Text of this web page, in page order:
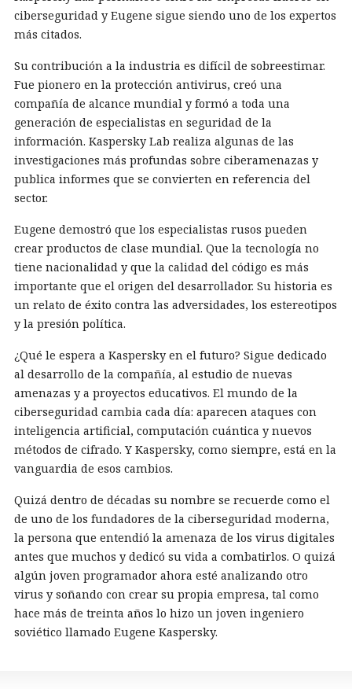
ciberseguridad y Eugene sigue siendo uno de los expertos
más citados.
Su contribución a la industria es difícil de sobreestimar.
Fue pionero en la protección antivirus, creó una
compañía de alcance mundial y formó a toda una
generación de especialistas en seguridad de la
información. Kaspersky Lab realiza algunas de las
investigaciones más profundas sobre ciberamenazas y
publica informes que se convierten en referencia del
sector.
Eugene demostró que los especialistas rusos pueden
crear productos de clase mundial. Que la tecnología no
tiene nacionalidad y que la calidad del código es más
importante que el origen del desarrollador. Su historia es
un relato de éxito contra las adversidades, los estereotipos
y la presión política.
¿Qué le espera a Kaspersky en el futuro? Sigue dedicado
al desarrollo de la compañía, al estudio de nuevas
amenazas y a proyectos educativos. El mundo de la
ciberseguridad cambia cada día: aparecen ataques con
inteligencia artificial, computación cuántica y nuevos
métodos de cifrado. Y Kaspersky, como siempre, está en la
vanguardia de esos cambios.
Quizá dentro de décadas su nombre se recuerde como el
de uno de los fundadores de la ciberseguridad moderna,
la persona que entendió la amenaza de los virus digitales
antes que muchos y dedicó su vida a combatirlos. O quizá
algún joven programador ahora esté analizando otro
virus y soñando con crear su propia empresa, tal como
hace más de treinta años lo hizo un joven ingeniero
soviético llamado Eugene Kaspersky.